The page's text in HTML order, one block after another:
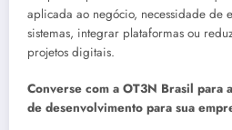
aplicada ao negócio, necessidade de
sistemas, integrar plataformas ou
projetos digitais.
Converse com a OT3N Brasil para
de desenvolvimento para sua